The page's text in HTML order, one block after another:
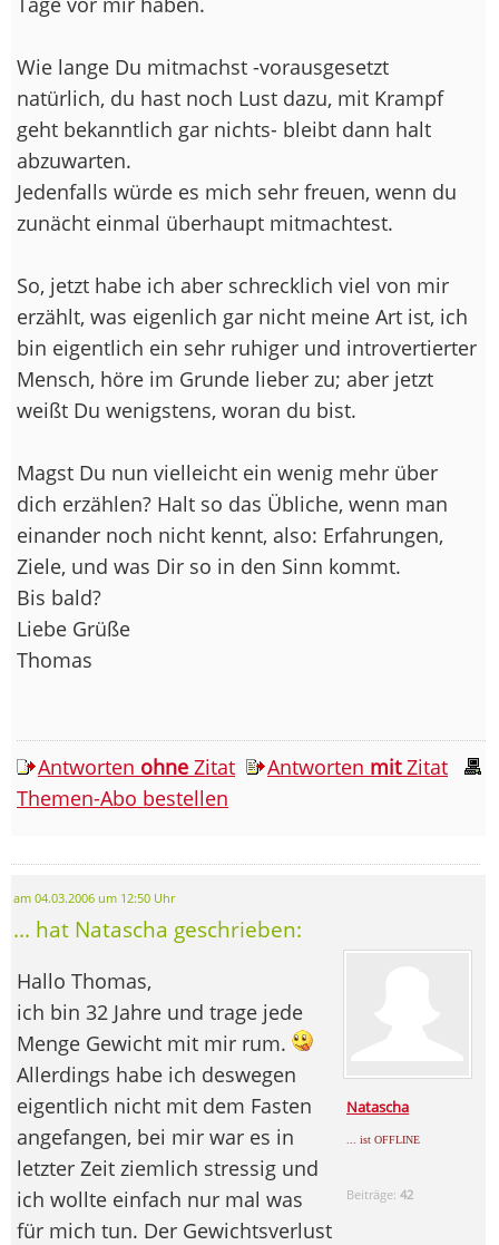
Wie lange Du mitmachst -vorausgesetzt
natürlich, du hast noch Lust dazu, mit Krampf
geht bekanntlich gar nichts- bleibt dann halt
abzuwarten.
Jedenfalls würde es mich sehr freuen, wenn du
zunächt einmal überhaupt mitmachtest.
So, jetzt habe ich aber schrecklich viel von mir
erzählt, was eigenlich gar nicht meine Art ist, ich
bin eigentlich ein sehr ruhiger und introvertierter
Mensch, höre im Grunde lieber zu; aber jetzt
weißt Du wenigstens, woran du bist.
Magst Du nun vielleicht ein wenig mehr über
dich erzählen? Halt so das Übliche, wenn man
einander noch nicht kennt, also: Erfahrungen,
Ziele, und was Dir so in den Sinn kommt.
Bis bald?
Liebe Grüße
Thomas
Antworten ohne Zitat Antworten mitZitat
Themen-Abo bestellen
am 04.03.2006 um 12:50 Uhr
... hat Natascha geschrieben:
Natascha
... ist OFFLINE
Beiträge:42
Hallo Thomas,
ich bin 32 Jahre und trage jede
Menge Gewicht mit mir rum.
Allerdings habe ich deswegen
eigentlich nicht mit dem Fasten
angefangen, bei mir war es in
letzter Zeit ziemlich stressig und
ich wollte einfach nur mal was
für mich tun. Der Gewichtsverlust